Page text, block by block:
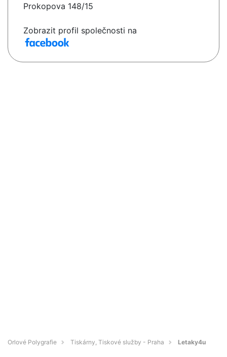
Prokopova 148/15
Zobrazit profil společnosti na
Orlové Polygrafie Tiskárny, Tiskové služby - Praha Letaky4u